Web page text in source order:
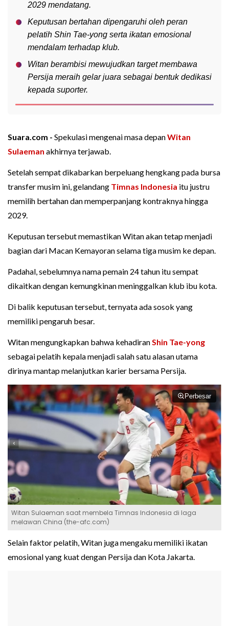
2029 mendatang.
Keputusan bertahan dipengaruhi oleh peran
pelatih Shin Tae-yong serta ikatan emosional
mendalam terhadap klub.
Witan berambisi mewujudkan target membawa
Persija meraih gelar juara sebagai bentuk dedikasi
kepada suporter.
Suara.com - Spekulasi mengenai masa depanWitan
Sulaeman akhirnya terjawab.
Setelah sempat dikabarkan berpeluang hengkang pada bursa
transfer musim ini, gelandang Timnas Indonesia itu justru
memilih bertahan dan memperpanjang kontraknya hingga
2029.
Keputusan tersebut memastikan Witan akan tetap menjadi
bagian dari Macan Kemayoran selama tiga musim ke depan.
Padahal, sebelumnya nama pemain 24 tahun itu sempat
dikaitkan dengan kemungkinan meninggalkan klub ibu kota.
Di balik keputusan tersebut, ternyata ada sosok yang
memiliki pengaruh besar.
Witan mengungkapkan bahwa kehadiranShin Tae-yong
sebagai pelatih kepala menjadi salah satu alasan utama
dirinya mantap melanjutkan karier bersama Persija.
Perbesar
Witan Sulaeman saat membela Timnas Indonesia di laga
melawan China (the-afc.com)
Selain faktor pelatih, Witan juga mengaku memiliki ikatan
emosional yang kuat dengan Persija dan Kota Jakarta.